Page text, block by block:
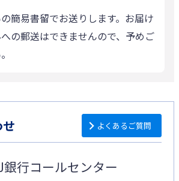
簡易書留でお送りします。お届け
の郵送はできませんので、予めご
よくあるご質問
銀行コールセンター